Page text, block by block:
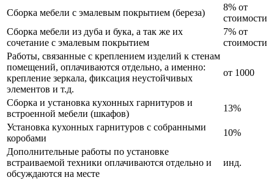
Сборка мебели с эмалевым покрытием (береза)
8% от
стоимости
Сборка мебели из дуба и бука, а так же их
сочетание с эмалевым покрытием
7% от
стоимости
Работы, связанные с креплением изделий к стенам
помещений, оплачиваются отдельно, а именно:
крепление зеркала, фиксация неустойчивых
элементов и т.д.
от 1000
Сборка и установка кухонных гарнитуров и
встроенной мебели (шкафов)
13%
Установка кухонных гарнитуров с собранными
коробами
10%
Дополнительные работы по установке
встраиваемой техники оплачиваются отдельно и
обсуждаются на месте
инд.